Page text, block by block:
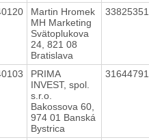
Martin Hromek
MH Marketing
Svätoplukova
24, 821 08
Bratislava
33825351
PRIMA
INVEST, spol.
s.r.o.
Bakossova 60,
974 01 Banská
Bystrica
31644791